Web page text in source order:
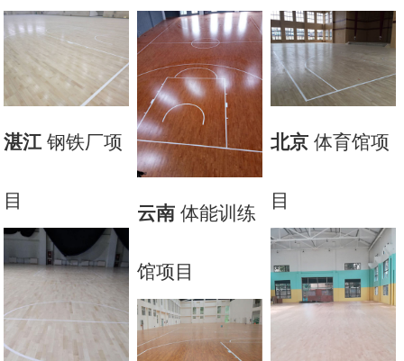
湛江钢铁厂项
目
云南体能训练
馆项目
北京体育馆项
目